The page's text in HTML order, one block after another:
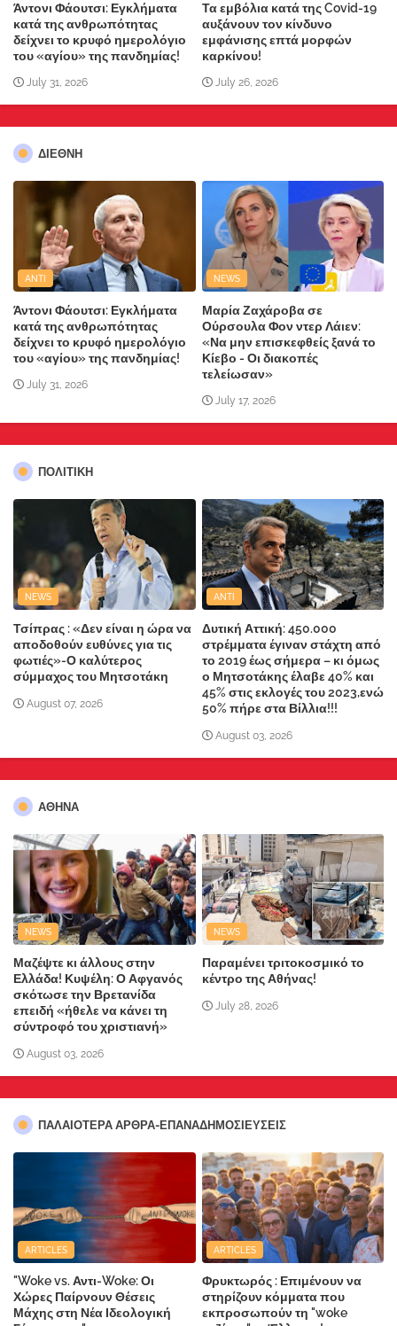
Άντονι Φάουτσι: Εγκλήματα
κατά της ανθρωπότητας
δείχνει το κρυφό ημερολόγιο
του «αγίου» της πανδημίας!
July 31, 2026
Τα εμβόλια κατά της Covid-19
αυξάνουν τον κίνδυνο
εμφάνισης επτά μορφών
καρκίνου!
July 26, 2026
ΔΙΕΘΝΗ
ANTI
Άντονι Φάουτσι: Εγκλήματα
κατά της ανθρωπότητας
δείχνει το κρυφό ημερολόγιο
του «αγίου» της πανδημίας!
July 31, 2026
NEWS
Μαρία Ζαχάροβα σε
Ούρσουλα Φον ντερ Λάιεν:
«Να μην επισκεφθείς ξανά το
Κίεβο - Οι διακοπές
τελείωσαν»
July 17, 2026
ΠΟΛΙΤΙΚΗ
NEWS
Τσίπρας : «Δεν είναι η ώρα να
αποδοθούν ευθύνες για τις
φωτιές»-Ο καλύτερος
σύμμαχος του Μητσοτάκη
August 07, 2026
ANTI
Δυτική Αττική: 450.000
στρέμματα έγιναν στάχτη από
το 2019 έως σήμερα – κι όμως
ο Μητσοτάκης έλαβε 40% και
45% στις εκλογές του 2023,ενώ
50% πήρε στα Βίλλια!!!
August 03, 2026
ΑΘΗΝΑ
NEWS
Μαζέψτε κι άλλους στην
Ελλάδα! Κυψέλη: Ο Αφγανός
σκότωσε την Βρετανίδα
επειδή «ήθελε να κάνει τη
σύντροφό του χριστιανή»
August 03, 2026
NEWS
Παραμένει τριτοκοσμικό το
κέντρο της Αθήνας!
July 28, 2026
ΠΑΛΑΙΟΤΕΡΑ ΑΡΘΡΑ-ΕΠΑΝΑΔΗΜΟΣΙΕΥΣΕΙΣ
ARTICLES
"Woke vs. Αντι-Woke: Οι
Χώρες Παίρνουν Θέσεις
Μάχης στη Νέα Ιδεολογική
ARTICLES
Φρυκτωρός : Επιμένουν να
στηρίζουν κόμματα που
εκπροσωπούν τη "woke